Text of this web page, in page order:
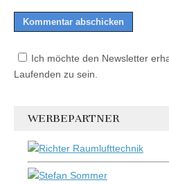
Ich möchte den Newsletter
Laufenden zu sein.
WERBEPARTNER